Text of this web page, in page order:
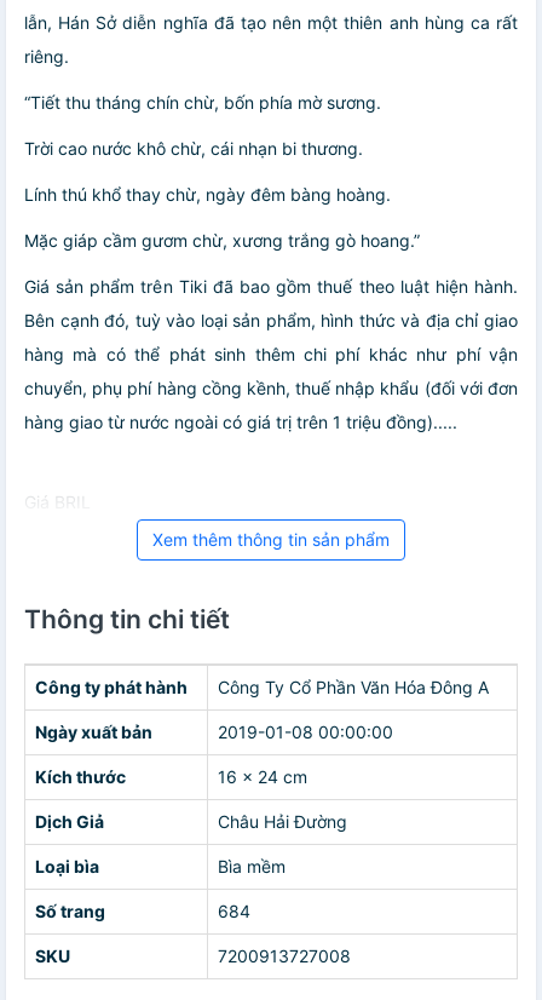
lẫn, Hán Sở diễn nghĩa đã tạo nên một thiên anh hùng ca rất
riêng.
“Tiết thu tháng chín chừ, bốn phía mờ sương.
Trời cao nước khô chừ, cái nhạn bi thương.
Lính thú khổ thay chừ, ngày đêm bàng hoàng.
Mặc giáp cầm gươm chừ, xương trắng gò hoang.”
Giá sản phẩm trên Tiki đã bao gồm thuế theo luật hiện hành.
Bên cạnh đó, tuỳ vào loại sản phẩm, hình thức và địa chỉ giao
hàng mà có thể phát sinh thêm chi phí khác như phí vận
chuyển, phụ phí hàng cồng kềnh, thuế nhập khẩu (đối với đơn
hàng giao từ nước ngoài có giá trị trên 1 triệu đồng).....
Giá BRIL
Xem thêm thông tin sản phẩm
Thông tin chi tiết
Công ty phát hành Công Ty Cổ Phần Văn Hóa Đông A
Ngày xuất bản 2019-01-08 00:00:00
Kích thước 16 x 24 cm
Dịch Giả Châu Hải Đường
Loại bìa Bìa mềm
Số trang 684
SKU 7200913727008